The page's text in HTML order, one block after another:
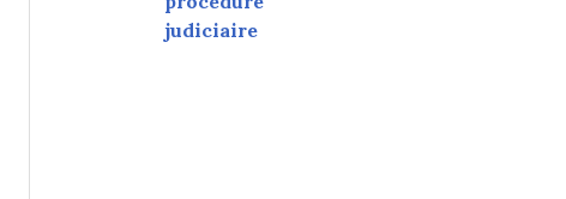
judiciaire